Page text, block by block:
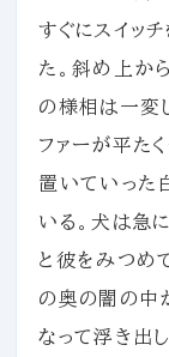
すぐにスイッ
た。斜め上か
の様相は一変
ファーが平た
置いていった
いる。犬は急
と彼をみつめ
の奥の闇の中
なって浮き出